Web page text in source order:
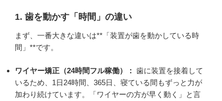
1. 歯を動かす「時間」の違い
まず、一番大きな違いは**「装置が歯を動かしている時
間」**です。
ワイヤー矯正（24時間フル稼働）： 歯に装置を接着して
いるため、1日24時間、365日、寝ている間もずっと力が
加わり続けています。「ワイヤーの方が早く動く」と言